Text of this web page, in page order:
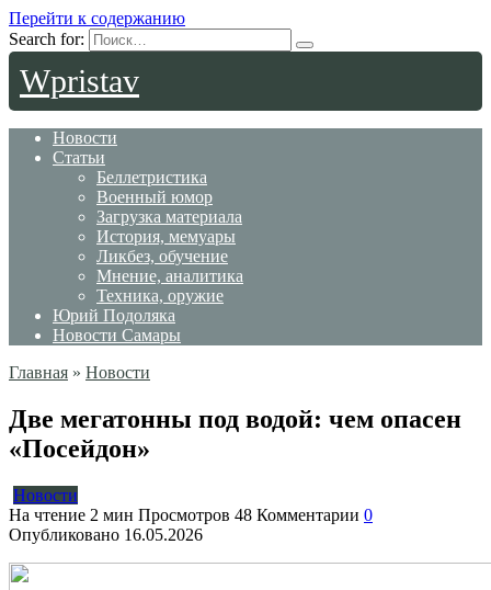
Перейти к содержанию
Search for:
Wpristav
Новости
Статьи
Беллетристика
Военный юмор
Загрузка материала
История, мемуары
Ликбез, обучение
Мнение, аналитика
Техника, оружие
Юрий Подоляка
Новости Самары
Главная » Новости
Две мегатонны под водой: чем опасен
«Посейдон»
Новости
На чтение 2 мин Просмотров 48 Комментарии 0
Опубликовано 16.05.2026